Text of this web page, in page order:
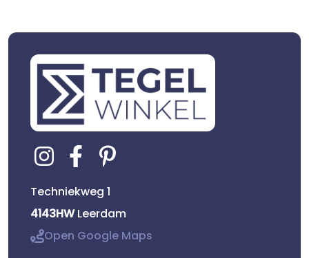
Techniekweg 1
4143HWLeerdam
Open Google Maps